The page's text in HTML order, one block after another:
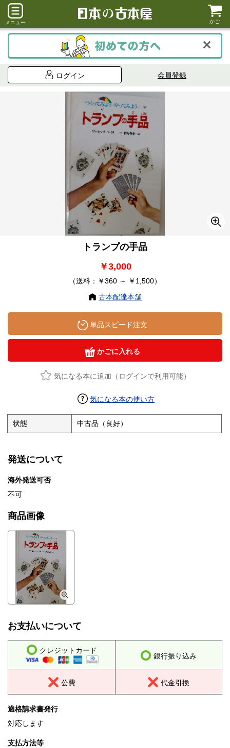
メニュー かご
ログイン 会員登録
トランプの手品
￥3,000
（送料：￥360 ～ ￥1,500）
古本配達本舗
単品スピード注文
かごに入れる
気になる本に追加（ログインで利用可能）
気になる本の使い方
状態 中古品（良好）
発送について
海外発送可否
不可
商品画像
お支払いについて
クレジットカード
銀行振り込み
公費 代金引換
適格請求書発行
対応します
支払方法等